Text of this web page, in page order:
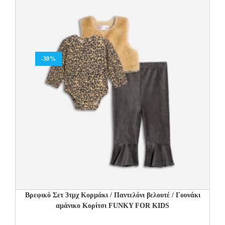
-30%
Βρεφικό Σετ 3τμχ Κορμάκι / Παντελόνι βελουτέ / Γουνάκι
αμάνικο Κορίτσι FUNKY FOR KIDS